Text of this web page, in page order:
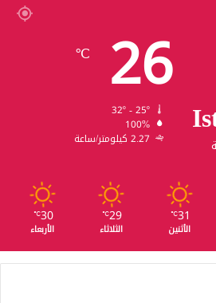
26
℃
100%
2.27 كيلومتر/ساعة
31
℃
الأثنين
29
℃
الثلاثاء
30
℃
الأربعاء